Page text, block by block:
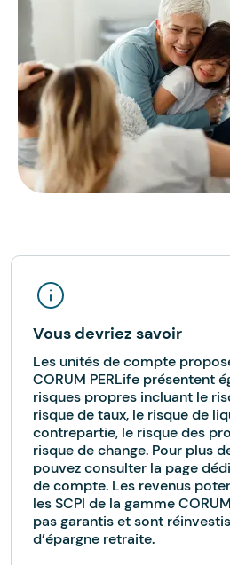
Vous devriez savoir
Les unités de compte
CORUM PERLife présentent
risques propres incluant le
risque de taux, le risque de
contrepartie, le risque des
risque de change. Pour plus
pouvez consulter la page
de compte. Les revenus
les SCPI de la gamme
pas garantis et sont
d’épargne retraite.